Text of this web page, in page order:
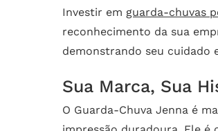
Investir em guarda-chuvas
reconhecimento da sua
demonstrando seu cuidado
Sua Marca, Sua
O Guarda-Chuva Jenna é